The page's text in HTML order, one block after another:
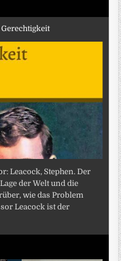
Leacock, Stephen. Der
der Welt und die
wie das Problem
Leacock ist der